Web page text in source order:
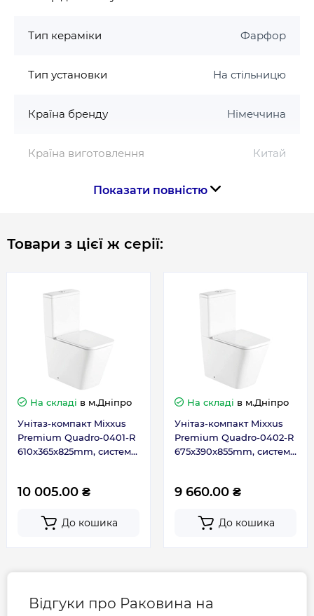
Тип кераміки Фарфор
Тип установки На стільницю
Країна бренду Німеччина
Країна виготовлення Китай
Висота, мм
Гарантія виробника, міс 120
Контакти сервісного
0-800-301-755; +38 (067)
Показати повністю
Товари з цієї ж серії:
На складі в м.Дніпро
Унітаз-компакт Mixxus
Premium Quadro-0401-R
610x365x825mm, система
10 005.00 ₴
До кошика
На складі в м.Дніпро
Унітаз-компакт Mixxus
Premium Quadro-0402-R
675x390x855mm, система
9 660.00 ₴
До кошика
Відгуки про Раковина на